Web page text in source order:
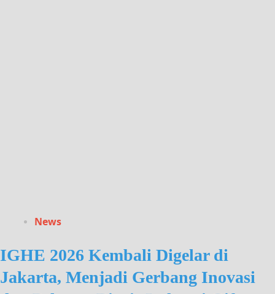
News
IGHE 2026 Kembali Digelar di
Jakarta, Menjadi Gerbang Inovasi